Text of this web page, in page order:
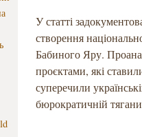
У статті
створення
Бабиного Яру.
проєктами, які
суперечили
бюрократичній